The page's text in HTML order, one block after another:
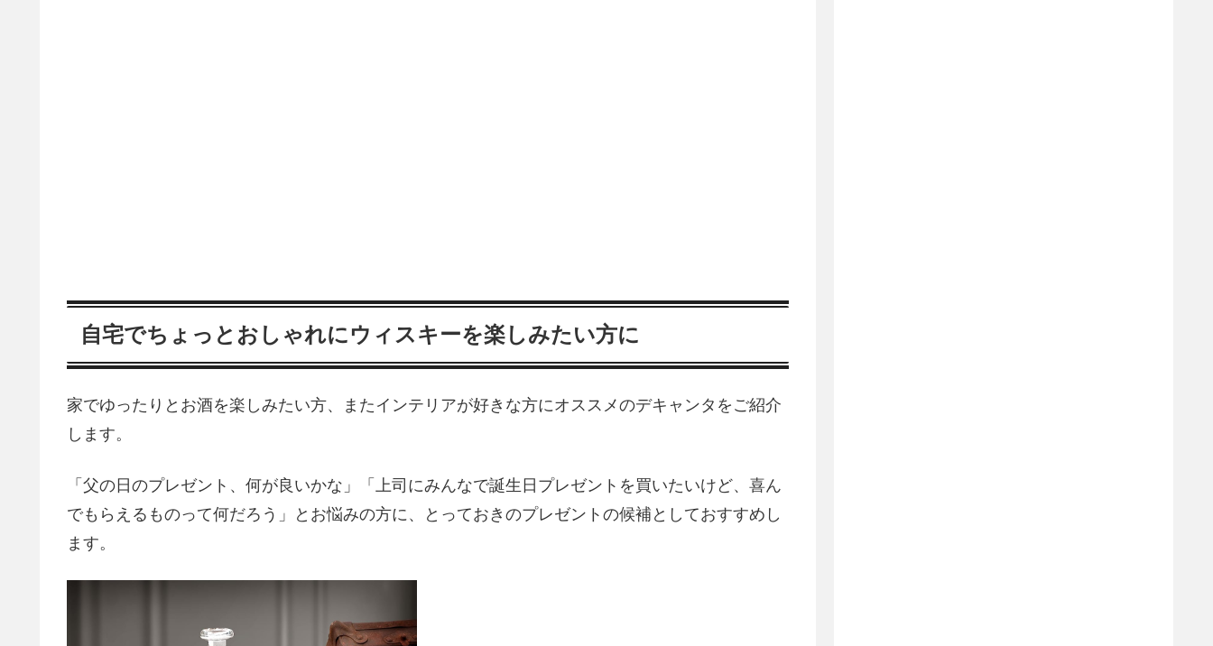
自宅でちょっとおしゃれにウィスキーを楽しみたい方に
家でゆったりとお酒を楽しみたい方、またインテリアが好きな方にオススメのデキャンタをご紹介
します。
「父の日のプレゼント、何が良いかな」「上司にみんなで誕生日プレゼントを買いたいけど、喜ん
でもらえるものって何だろう」とお悩みの方に、とっておきのプレゼントの候補としておすすめし
ます。